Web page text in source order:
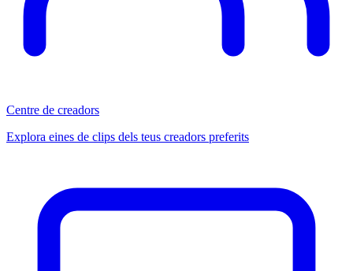
Centre de creadors
Explora eines de clips dels teus creadors preferits